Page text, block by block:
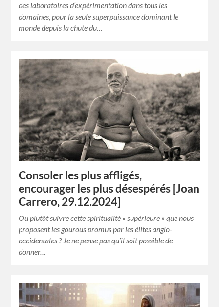
des laboratoires d’expérimentation dans tous les
domaines, pour la seule superpuissance dominant le
monde depuis la chute du…
Consoler les plus affligés,
encourager les plus désespérés [Joan
Carrero, 29.12.2024]
Ou plutôt suivre cette spiritualité « supérieure » que nous
proposent les gourous promus par les élites anglo-
occidentales ? Je ne pense pas qu’il soit possible de
donner…